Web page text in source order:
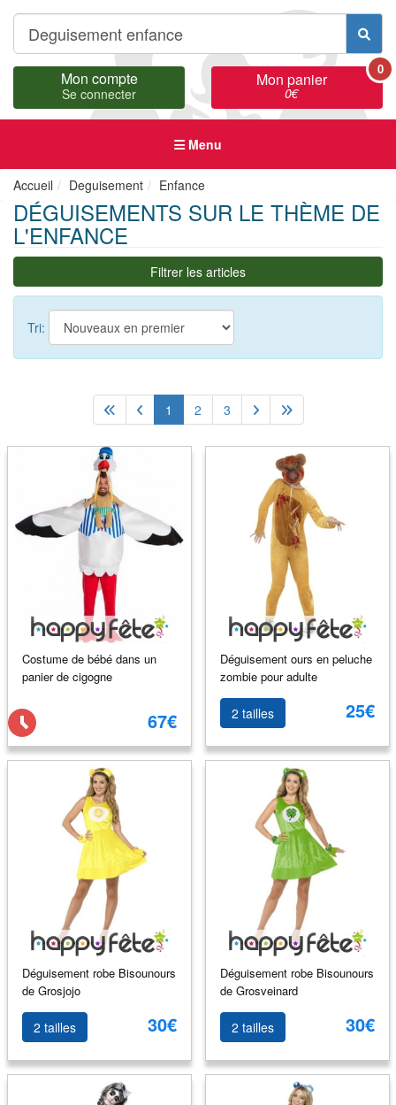
Mon compte
Se connecter
Mon panier
0€
0
Menu
Accueil Deguisement Enfance
DÉGUISEMENTS SUR LE THÈME DE
L'ENFANCE
Filtrer les articles
Tri:
1 2 3
Costume de bébé dans un
panier de cigogne
67€
Déguisement ours en peluche
zombie pour adulte
2 tailles 25€
Déguisement robe Bisounours
de Grosjojo
2 tailles 30€
Déguisement robe Bisounours
de Grosveinard
2 tailles 30€